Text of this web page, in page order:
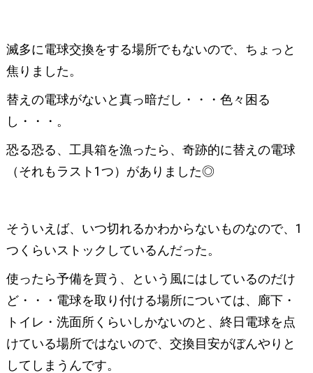
滅多に電球交換をする場所でもないので、ちょっと
焦りました。
替えの電球がないと真っ暗だし・・・色々困る
し・・・。
恐る恐る、工具箱を漁ったら、奇跡的に替えの電球
（それもラスト1つ）がありました◎
そういえば、いつ切れるかわからないものなので、1
つくらいストックしているんだった。
使ったら予備を買う、という風にはしているのだけ
ど・・・電球を取り付ける場所については、廊下・
トイレ・洗面所くらいしかないのと、終日電球を点
けている場所ではないので、交換目安がぼんやりと
してしまうんです。